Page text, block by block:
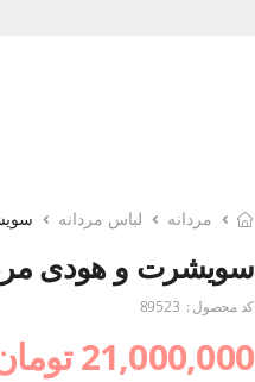
مردانه لباس مردانه
سویشرت و هودی
کد محصول : 89523
21,000,000 تومان